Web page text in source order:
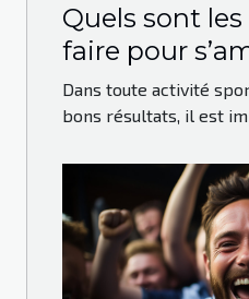
Quels sont les
faire pour
running ?
Dans toute activité
bons résultats, il est